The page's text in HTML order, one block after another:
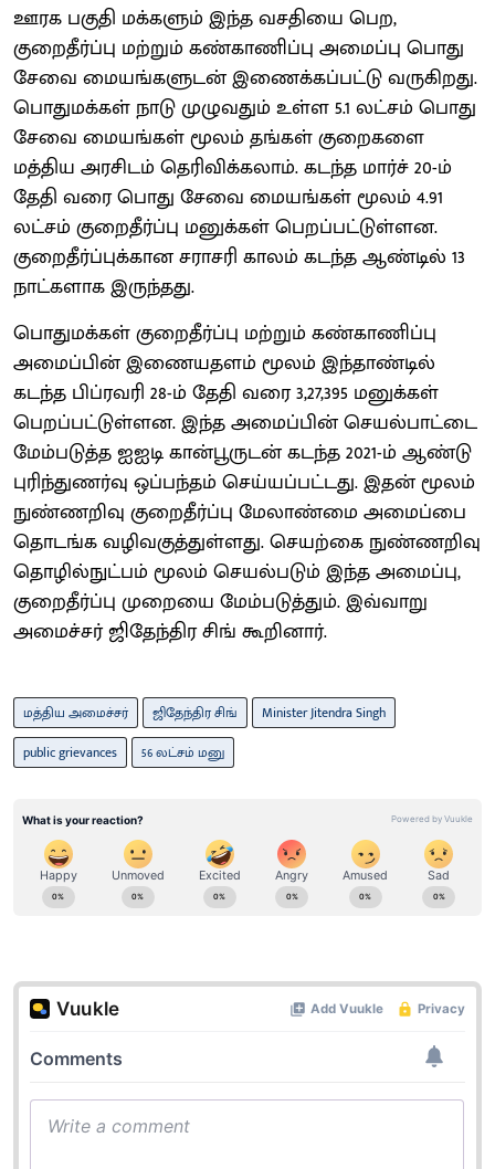
ஊரக பகுதி மக்களும் இந்த வசதியை பெற,
குறைதீர்ப்பு மற்றும் கண்காணிப்பு அமைப்பு பொது
சேவை மையங்களுடன் இணைக்கப்பட்டு வருகிறது.
பொதுமக்கள் நாடு முழுவதும் உள்ள 5.1 லட்சம் பொது
சேவை மையங்கள் மூலம் தங்கள் குறைகளை
மத்திய அரசிடம் தெரிவிக்கலாம். கடந்த மார்ச் 20-ம்
தேதி வரை பொது சேவை மையங்கள் மூலம் 4.91
லட்சம் குறைதீர்ப்பு மனுக்கள் பெறப்பட்டுள்ளன.
குறைதீர்ப்புக்கான சராசரி காலம் கடந்த ஆண்டில் 13
நாட்களாக இருந்தது.
பொதுமக்கள் குறைதீர்ப்பு மற்றும் கண்காணிப்பு
அமைப்பின் இணையதளம் மூலம் இந்தாண்டில்
கடந்த பிப்ரவரி 28-ம் தேதி வரை 3,27,395 மனுக்கள்
பெறப்பட்டுள்ளன. இந்த அமைப்பின் செயல்பாட்டை
மேம்படுத்த ஐஐடி கான்பூருடன் கடந்த 2021-ம் ஆண்டு
புரிந்துணர்வு ஒப்பந்தம் செய்யப்பட்டது. இதன் மூலம்
நுண்ணறிவு குறைதீர்ப்பு மேலாண்மை அமைப்பை
தொடங்க வழிவகுத்துள்ளது. செயற்கை நுண்ணறிவு
தொழில்நுட்பம் மூலம் செயல்படும் இந்த அமைப்பு,
குறைதீர்ப்பு முறையை மேம்படுத்தும். இவ்வாறு
அமைச்சர் ஜிதேந்திர சிங் கூறினார்.
மத்திய அமைச்சர் ஜிதேந்திர சிங்
Minister Jitendra Singh
public grievances
56 லட்சம் மனு